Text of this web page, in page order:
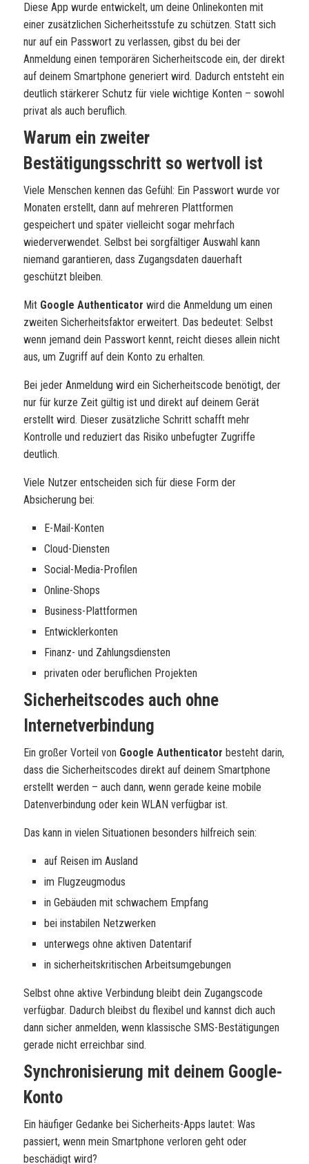
Diese App wurde entwickelt, um deine Onlinekonten mit
einer zusätzlichen Sicherheitsstufe zu schützen. Statt sich
nur auf ein Passwort zu verlassen, gibst du bei der
Anmeldung einen temporären Sicherheitscode ein, der direkt
auf deinem Smartphone generiert wird. Dadurch entsteht ein
deutlich stärkerer Schutz für viele wichtige Konten – sowohl
privat als auch beruflich.
Warum ein zweiter
Bestätigungsschritt so wertvoll ist
Viele Menschen kennen das Gefühl: Ein Passwort wurde vor
Monaten erstellt, dann auf mehreren Plattformen
gespeichert und später vielleicht sogar mehrfach
wiederverwendet. Selbst bei sorgfältiger Auswahl kann
niemand garantieren, dass Zugangsdaten dauerhaft
geschützt bleiben.
Mit Google Authenticator wird die Anmeldung um einen
zweiten Sicherheitsfaktor erweitert. Das bedeutet: Selbst
wenn jemand dein Passwort kennt, reicht dieses allein nicht
aus, um Zugriff auf dein Konto zu erhalten.
Bei jeder Anmeldung wird ein Sicherheitscode benötigt, der
nur für kurze Zeit gültig ist und direkt auf deinem Gerät
erstellt wird. Dieser zusätzliche Schritt schafft mehr
Kontrolle und reduziert das Risiko unbefugter Zugriffe
deutlich.
Viele Nutzer entscheiden sich für diese Form der
Absicherung bei:
E-Mail-Konten
Cloud-Diensten
Social-Media-Profilen
Online-Shops
Business-Plattformen
Entwicklerkonten
Finanz- und Zahlungsdiensten
privaten oder beruflichen Projekten
Sicherheitscodes auch ohne
Internetverbindung
Ein großer Vorteil von Google Authenticator besteht darin,
dass die Sicherheitscodes direkt auf deinem Smartphone
erstellt werden – auch dann, wenn gerade keine mobile
Datenverbindung oder kein WLAN verfügbar ist.
Das kann in vielen Situationen besonders hilfreich sein:
auf Reisen im Ausland
im Flugzeugmodus
in Gebäuden mit schwachem Empfang
bei instabilen Netzwerken
unterwegs ohne aktiven Datentarif
in sicherheitskritischen Arbeitsumgebungen
Selbst ohne aktive Verbindung bleibt dein Zugangscode
verfügbar. Dadurch bleibst du flexibel und kannst dich auch
dann sicher anmelden, wenn klassische SMS-Bestätigungen
gerade nicht erreichbar sind.
Synchronisierung mit deinem Google-
Konto
Ein häufiger Gedanke bei Sicherheits-Apps lautet: Was
passiert, wenn mein Smartphone verloren geht oder
beschädigt wird?